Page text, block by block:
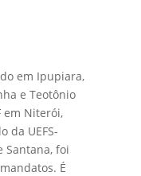
em Ipupiara,
e Teotônio
em Niterói,
da UEFS-
Santana, foi
É